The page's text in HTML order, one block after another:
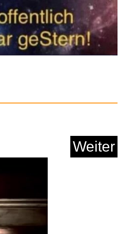
WIRD ALLES
...
Weiter